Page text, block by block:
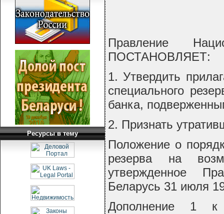
Ресурсы в тему
Правление
ПОСТАНОВЛЯЕТ:
1. Утвердить
специального
банка,
2. Признать
Положение о
резерва на
утвержденное
Беларусь 31 июля
Дополнение 1